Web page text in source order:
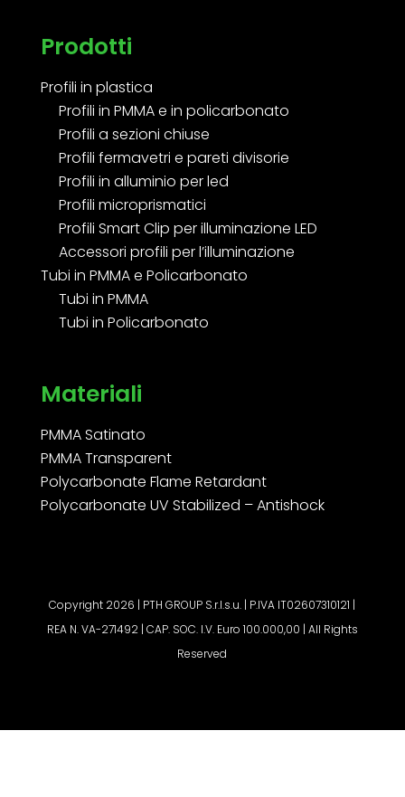
Prodotti
Profili in plastica
Profili in PMMA e in policarbonato
Profili a sezioni chiuse
Profili fermavetri e pareti divisorie
Profili in alluminio per led
Profili microprismatici
Profili Smart Clip per illuminazione LED
Accessori profili per l’illuminazione
Tubi in PMMA e Policarbonato
Tubi in PMMA
Tubi in Policarbonato
Materiali
PMMA Satinato
PMMA Transparent
Polycarbonate Flame Retardant
Polycarbonate UV Stabilized – Antishock
Copyright 2026 | PTH GROUP S.r.l.s.u. | P.IVA IT02607310121 |
REA N. VA-271492 | CAP. SOC. I.V. Euro 100.000,00 | All Rights
Reserved